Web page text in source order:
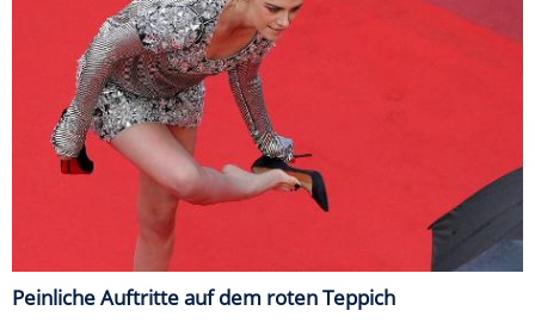
Peinliche Auftritte auf dem roten Teppich